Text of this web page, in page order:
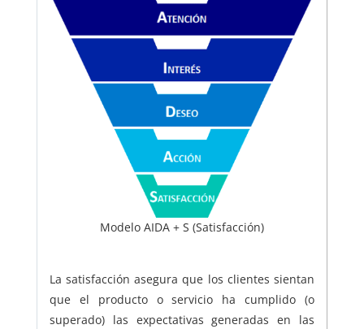
Modelo AIDA + S (Satisfacción)
La satisfacción asegura que los clientes sientan
que el producto o servicio ha cumplido (o
superado) las expectativas generadas en las